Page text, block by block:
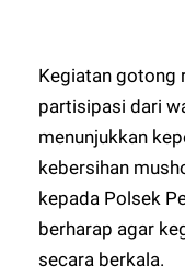
Kegiatan gotong
partisipasi dari
menunjukkan
kebersihan
kepada Polsek
berharap agar
secara berkala.